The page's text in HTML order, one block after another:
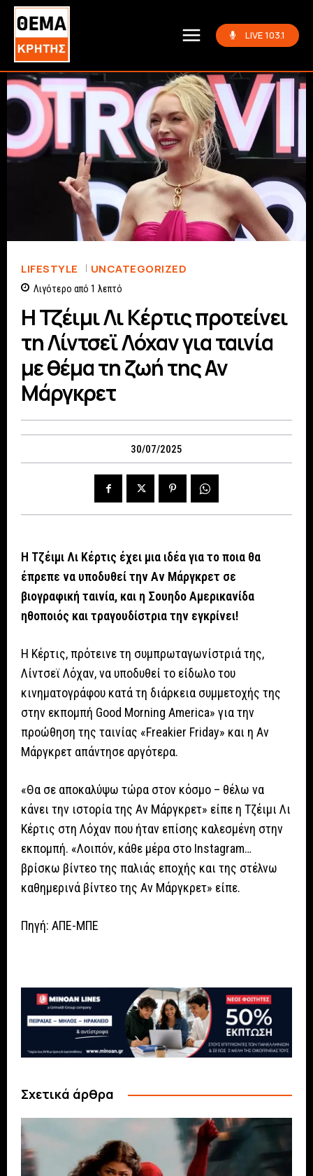
LIVE 103.1
LIFESTYLE UNCATEGORIZED
Λιγότερο από 1 λεπτό
Η Τζέιμι Λι Κέρτις προτείνει
τη Λίντσεϊ Λόχαν για ταινία
με θέμα τη ζωή της Αν
Μάργκρετ
30/07/2025
Η Τζέιμι Λι Κέρτις έχει μια ιδέα για το ποια θα
έπρεπε να υποδυθεί την Αν Μάργκρετ σε
βιογραφική ταινία, και η Σουηδο Αμερικανίδα
ηθοποιός και τραγουδίστρια την εγκρίνει!
Η Κέρτις, πρότεινε τη συμπρωταγωνίστριά της,
Λίντσεϊ Λόχαν, να υποδυθεί το είδωλο του
κινηματογράφου κατά τη διάρκεια συμμετοχής της
στην εκπομπή Good Morning America» για την
προώθηση της ταινίας «Freakier Friday» και η Αν
Μάργκρετ απάντησε αργότερα.
«Θα σε αποκαλύψω τώρα στον κόσμο – θέλω να
κάνει την ιστορία της Αν Μάργκρετ» είπε η Τζέιμι Λι
Κέρτις στη Λόχαν που ήταν επίσης καλεσμένη στην
εκπομπή. «Λοιπόν, κάθε μέρα στο Instagram…
βρίσκω βίντεο της παλιάς εποχής και της στέλνω
καθημερινά βίντεο της Αν Μάργκρετ» είπε.
Πηγή: ΑΠΕ-ΜΠΕ
Σχετικά άρθρα